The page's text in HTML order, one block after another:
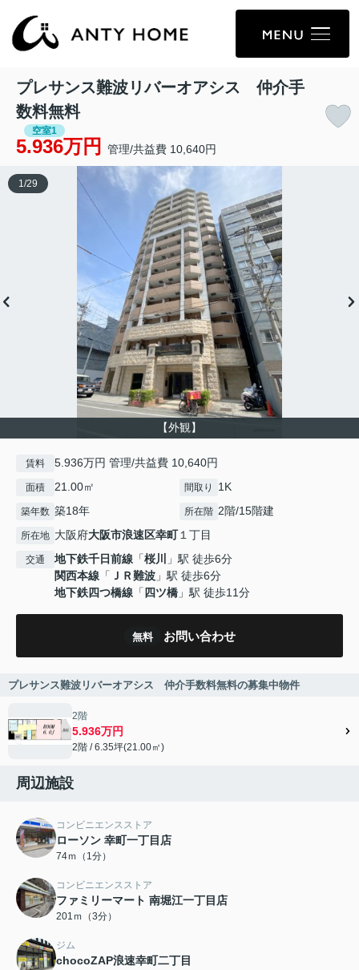
プレサンス難波リバーオアシス 仲介手
数料無料
空室1
5.936万円 管理/共益費 10,640円
【外観】
1 /29
賃料 5.936万円 管理/共益費 10,640円
面積 21.00㎡ 間取り 1K
築年数 築18年 所在階 2階/15階建
所在地 大阪府大阪市浪速区幸町１丁目
交通 地下鉄千日前線 「桜川
」駅 徒歩6分
関西本線 「 ＪＲ難波 」駅 徒歩6分
地下鉄四つ橋線 「 四ツ橋 」駅 徒歩11分
無料 お問い合わせ
プレサンス難波リバーオアシス 仲介手数料無料の募集中物件
2階
5.936万円
2階 / 6.35坪(21.00㎡)
周辺施設
コンビニエンスストア
ローソン 幸町一丁目店
74ｍ（1分）
コンビニエンスストア
ファミリーマート 南堀江一丁目店
201ｍ（3分）
ジム
chocoZAP浪速幸町二丁目